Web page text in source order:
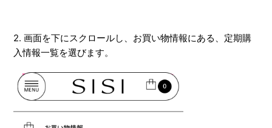
2. 画面を下にスクロールし、お買い物情報にある、定期購
入情報一覧を選びます。